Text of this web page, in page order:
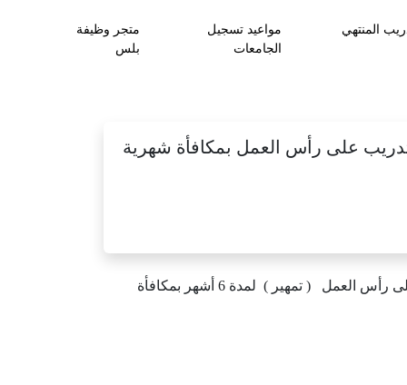
المنتهي
مواعيد تسجيل
الجامعات
متجر وظيفة
بلس
على رأس العمل بمكافأة شهرية
تعلن شركة تطبيق مرسول للاتصالات و تقنية المعلومات عبر منصة هدف الرسمية عن شواغر تدريبية عبر برنامج التدريب على رأس العمل ( تمهير ) لمدة 6 أشهر بمكافأة